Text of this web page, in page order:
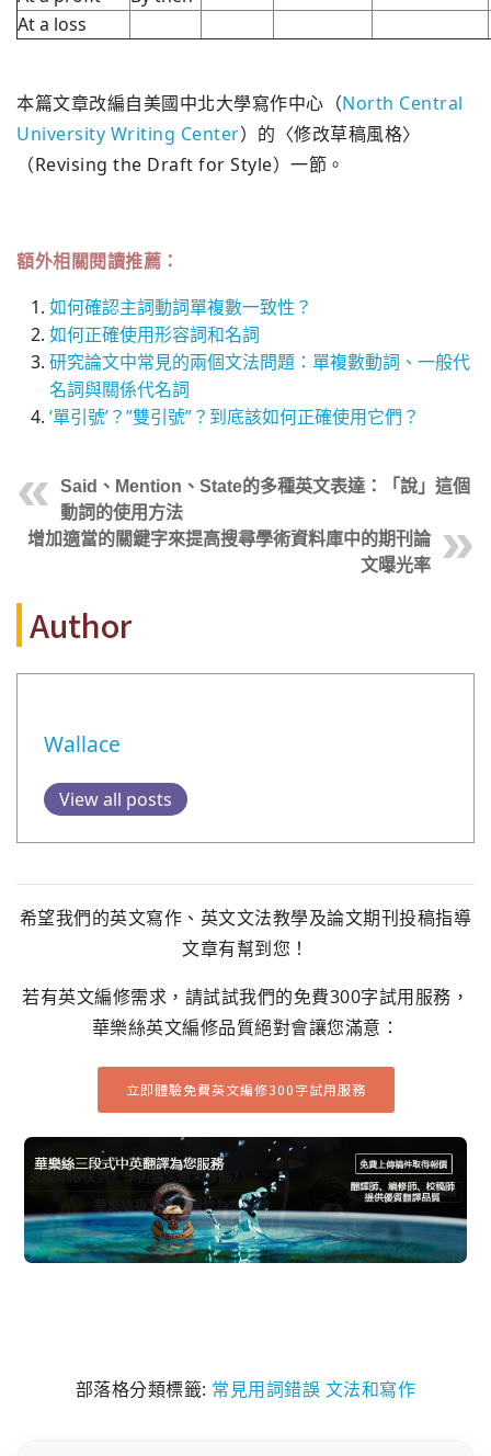
At a loss
本篇文章改編自美國中北大學寫作中心（North Central
University Writing Center）的〈修改草稿風格〉
（Revising the Draft for Style）一節。
額外相關閱讀推薦：
如何確認主詞動詞單複數一致性？
如何正確使用形容詞和名詞
研究論文中常見的兩個文法問題：單複數動詞、一般代
名詞與關係代名詞
‘單引號’？”雙引號”？到底該如何正確使用它們？
Said、Mention、State的多種英文表達：「說」這個
動詞的使用方法
增加適當的關鍵字來提高搜尋學術資料庫中的期刊論
文曝光率
Author
Wallace
View all posts
希望我們的英文寫作、英文文法教學及論文期刊投稿指導
文章有幫到您！
若有英文編修需求，請試試我們的免費300字試用服務，
華樂絲英文編修品質絕對會讓您滿意：
立即體驗免費英文編修300字試用服務
部落格分類標籤: 常見用詞錯誤 文法和寫作